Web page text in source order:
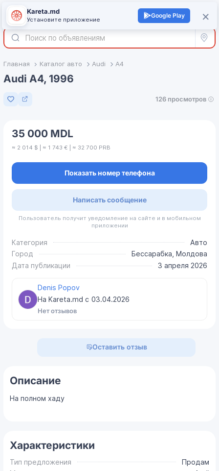
Войти +
Все
Главная Каталог авто Audi A4
Audi A4, 1996
Добавить в избранное
126 просмотров
35 000 MDL
≈ 2 014 $ | ≈ 1 743 € | ≈ 32 700 PRB
Показать номер телефона
Написать сообщение
Пользователь получит уведомление на сайте и в мобильном
приложении
Категория
Авто
Город
Бессарабка, Молдова
Дата публикации
3 апреля 2026
Denis Popov
На Kareta.md с 03.04.2026
Нет отзывов
Оставить отзыв
Описание
На полном хаду
Характеристики
Тип предложения
Продам
×
Kareta.md
Установите приложение
Google Play